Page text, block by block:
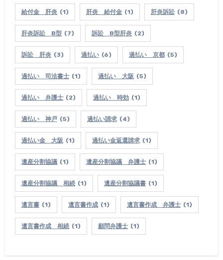
給付金 肝炎 (1) 肝炎 給付金 (1) 肝炎訴訟 (8)
肝炎訴訟 B型 (7) 訴訟 B型肝炎 (2)
訴訟 肝炎 (3) 過払い (6) 過払い 京都 (5)
過払い 司法書士 (1) 過払い 大阪 (5)
過払い 弁護士 (2) 過払い 時効 (1)
過払い 神戸 (5) 過払い請求 (4)
過払い金 大阪 (1) 過払い金返還請求 (1)
遺産分割協議 (1) 遺産分割協議 弁護士 (1)
遺産分割協議 相続 (1) 遺産分割協議書 (1)
遺言書 (1) 遺言書作成 (1) 遺言書作成 弁護士 (1)
遺言書作成 相続 (1) 顧問弁護士 (1)